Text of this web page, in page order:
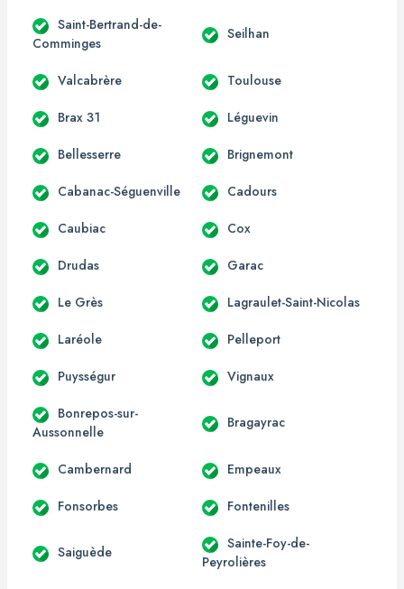
Saint-Bertrand-de-
Comminges
Seilhan
Valcabrère Toulouse
Brax 31 Léguevin
Bellesserre Brignemont
Cabanac-Séguenville Cadours
Caubiac Cox
Drudas Garac
Le Grès Lagraulet-Saint-Nicolas
Laréole Pelleport
Puysségur Vignaux
Bonrepos-sur-
Aussonnelle
Bragayrac
Cambernard Empeaux
Fonsorbes Fontenilles
Saiguède
Sainte-Foy-de-
Peyrolières